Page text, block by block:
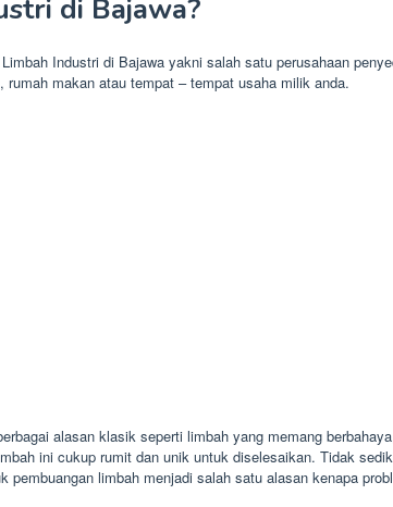
di Bajawa?
Industri di Bajawa yakni salah satu perusahaan
makan atau tempat – tempat usaha milik anda.
alasan klasik seperti limbah yang memang
ini cukup rumit dan unik untuk diselesaikan. Tidak
limbah menjadi salah satu alasan kenapa